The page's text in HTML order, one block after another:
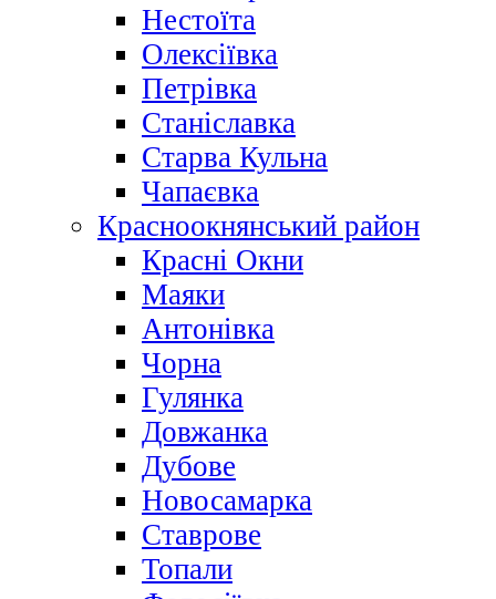
Нестоїта
Олексіївка
Петрівка
Станіславка
Старва Кульна
Чапаєвка
Красноокнянський район
Красні Окни
Маяки
Антонівка
Чорна
Гулянка
Довжанка
Дубове
Новосамарка
Ставрове
Топали